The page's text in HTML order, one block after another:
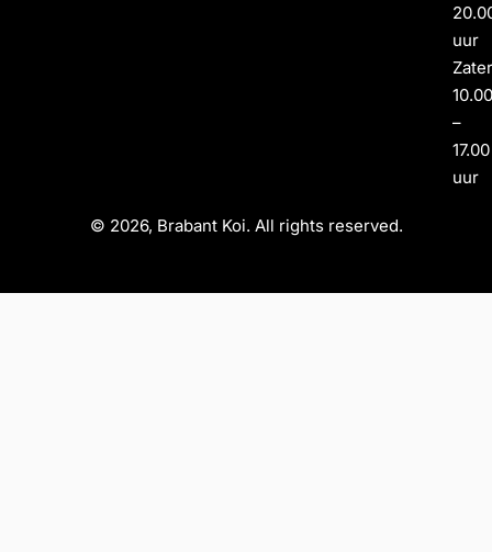
uur
–
17.00
uur
© 2026, Brabant Koi. All rights reserved.